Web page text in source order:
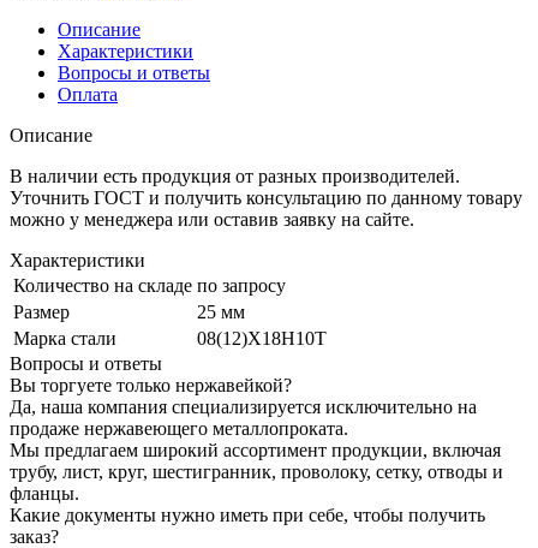
Описание
Характеристики
Вопросы и ответы
Оплата
Описание
В наличии есть продукция от разных производителей.
Уточнить ГОСТ и получить консультацию по данному товару
можно у менеджера или оставив заявку на сайте.
Характеристики
Количество на складе по запросу
Размер
25 мм
Марка стали
08(12)Х18Н10Т
Вопросы и ответы
Вы торгуете только нержавейкой?
Да, наша компания специализируется исключительно на
продаже нержавеющего металлопроката.
Мы предлагаем широкий ассортимент продукции, включая
трубу, лист, круг, шестигранник, проволоку, сетку, отводы и
фланцы.
Какие документы нужно иметь при себе, чтобы получить
заказ?